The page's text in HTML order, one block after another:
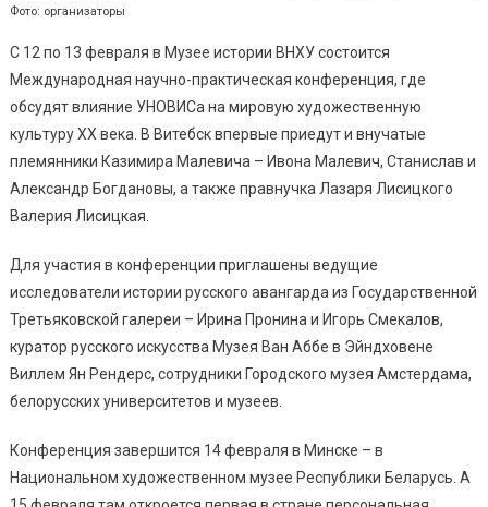
Фото: организаторы
С 12 по 13 февраля в Музее истории ВНХУ состоится
Международная научно-практическая конференция, где
обсудят влияние УНОВИСа на мировую художественную
культуру ХХ века. В Витебск впервые приедут и внучатые
племянники Казимира Малевича – Ивона Малевич, Станислав и
Александр Богдановы, а также правнучка Лазаря Лисицкого
Валерия Лисицкая.
Для участия в конференции приглашены ведущие
исследователи истории русского авангарда из Государственной
Третьяковской галереи – Ирина Пронина и Игорь Смекалов,
куратор русского искусства Музея Ван Аббе в Эйндховене
Виллем Ян Рендерс, сотрудники Городского музея Амстердама,
белорусских университетов и музеев.
Конференция завершится 14 февраля в Минске – в
Национальном художественном музее Республики Беларусь. А